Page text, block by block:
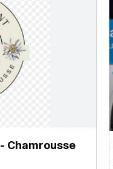
- Chamrousse